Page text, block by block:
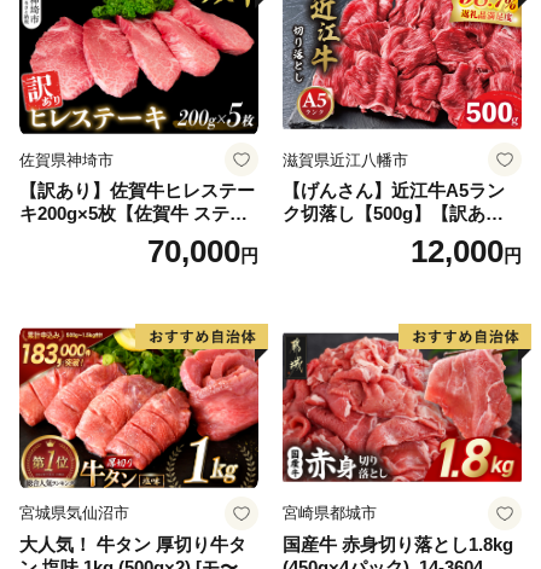
佐賀県神埼市
【訳あり】佐賀牛ヒレステー
キ200g×5枚【佐賀牛 ステー
キ ブランド肉 ヒレ肉 フィレ
肉 ジューシー ヘルシー】(H0
70,000円
滋賀県近江八幡市
【げんさん】近江牛A5ラン
ク切落し【500g】【訳あり】
12,000円
宮城県気仙沼市
大人気！ 牛タン 厚切り牛タ
宮崎県都城市
国産牛 赤身切り落とし1.8kg